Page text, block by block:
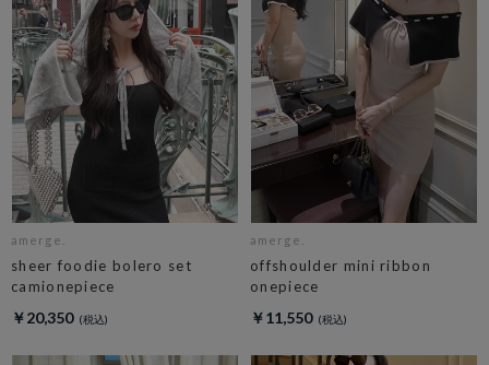
amerge.
sheer foodie bolero set
camionepiece
￥20,350
amerge.
offshoulder mini ribbon
onepiece
￥11,550